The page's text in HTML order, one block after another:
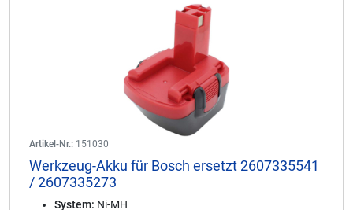
Artikel-Nr.: 151030
Werkzeug-Akku für Bosch ersetzt 2607335541
/ 2607335273
System: Ni-MH